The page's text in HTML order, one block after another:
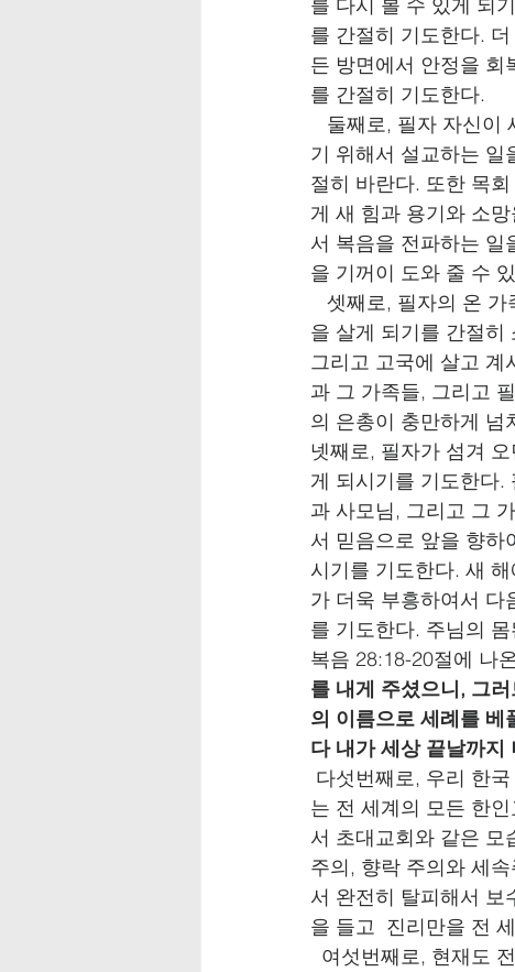
를 간절히 기도한다.
든 방면에서 안정을
를 간절히 기도한다.
둘째로, 필자 자신이
기 위해서 설교하는
절히 바란다. 또한 목
게 새 힘과 용기와 소
서 복음을 전파하는 일
을 기꺼이 도와 줄 수
셋째로, 필자의 온 가
을 살게 되기를 간절
그리고 고국에 살고 계
과 그 가족들, 그리고
의 은총이 충만하게
넷째로, 필자가 섬겨
게 되시기를 기도한다.
과 사모님, 그리고 그
서 믿음으로 앞을 향하
시기를 기도한다. 새 해
가 더욱 부흥하여서 다
를 기도한다. 주님의
복음 28:18-20절에 나
를 내게 주셨으니, 그
의 이름으로 세례를
다 내가 세상 끝날까지
다섯번째로, 우리 한국
는 전 세계의 모든 한
서 초대교회와 같은
주의, 향락 주의와 세
서 완전히 탈피해서
을 들고  진리만을 전
여섯번째로, 현재도